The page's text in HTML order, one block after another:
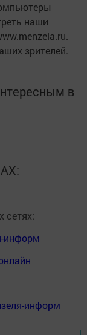
наши
.
зрителей.
в
сетях:
информ
информ